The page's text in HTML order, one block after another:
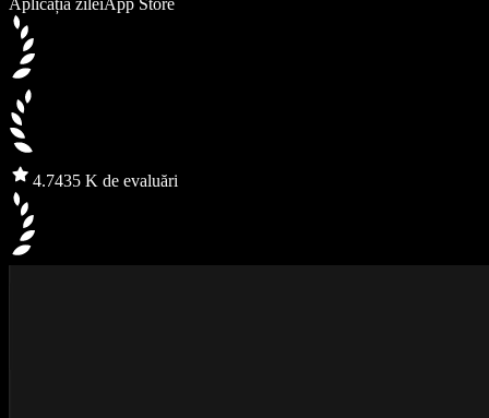
Aplicația zileiApp Store
4.7435 K de evaluări